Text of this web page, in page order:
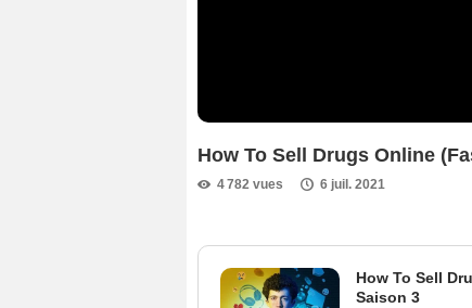
How To Sell Drugs Online
4 782 vues 6 juil. 2021
How To Sell
Saison 3